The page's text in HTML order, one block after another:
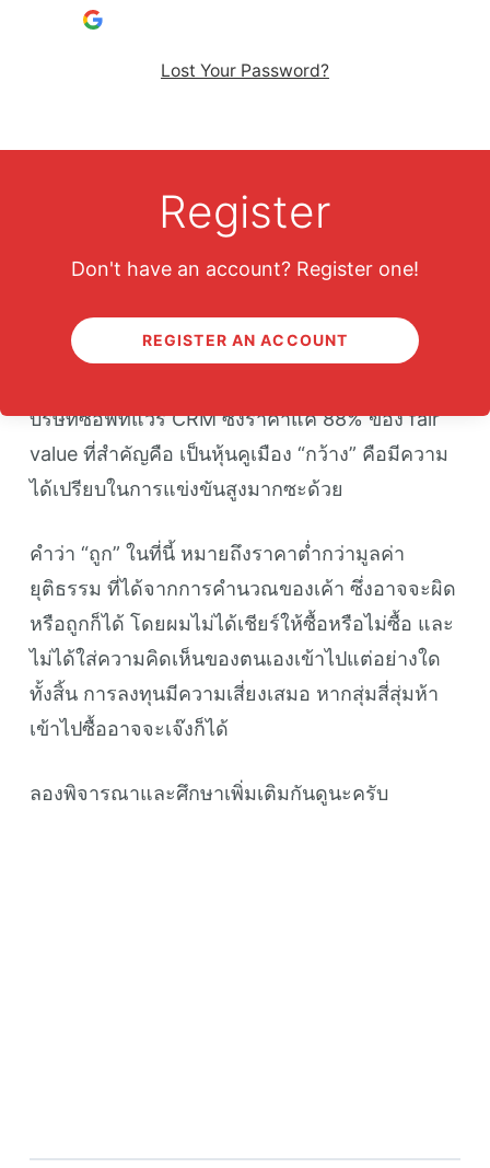
Lost Your Password?
Register
Don't have an account? Register one!
REGISTER AN ACCOUNT
fair value ขณะนี้
หรือถ้าไม่ชอบพวกออนไลน์ ก็ยังมีหุ้นอย่าง
value
หรือถ้าไม่กลัวผิดศีล 5 หุ้นอย่าง Boston Beer
fair value
และสำหรับคนที่ชอบหุ้นเทค ที่ถูกมากๆ ชนิดนานทีปี
บริษัทซอฟท์แวร์ CRM ซึ่งราคาแค่ 88% ของ fair
value ที่สำคัญคือ เป็นหุ้นคูเมือง “กว้าง” คือมีความ
ได้เปรียบในการแข่งขันสูงมากซะด้วย
คำว่า “ถูก” ในที่นี้ หมายถึงราคาต่ำกว่ามูลค่า
ยุติธรรม ที่ได้จากการคำนวณของเค้า ซึ่งอาจจะผิด
หรือถูกก็ได้ โดยผมไม่ได้เชียร์ให้ซื้อหรือไม่ซื้อ และ
ไม่ได้ใส่ความคิดเห็นของตนเองเข้าไปแต่อย่างใด
ทั้งสิ้น การลงทุนมีความเสี่ยงเสมอ หากสุ่มสี่สุ่มห้า
เข้าไปซื้ออาจจะเจ๊งก็ได้
ลองพิจารณาและศึกษาเพิ่มเติมกันดูนะครับ